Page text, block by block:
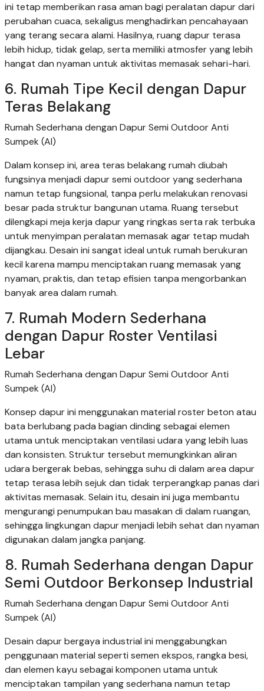
ini tetap memberikan rasa aman bagi peralatan dapur dari
perubahan cuaca, sekaligus menghadirkan pencahayaan
yang terang secara alami. Hasilnya, ruang dapur terasa
lebih hidup, tidak gelap, serta memiliki atmosfer yang lebih
hangat dan nyaman untuk aktivitas memasak sehari-hari.
6. Rumah Tipe Kecil dengan Dapur
Teras Belakang
Rumah Sederhana dengan Dapur Semi Outdoor Anti
Sumpek (AI)
Dalam konsep ini, area teras belakang rumah diubah
fungsinya menjadi dapur semi outdoor yang sederhana
namun tetap fungsional, tanpa perlu melakukan renovasi
besar pada struktur bangunan utama. Ruang tersebut
dilengkapi meja kerja dapur yang ringkas serta rak terbuka
untuk menyimpan peralatan memasak agar tetap mudah
dijangkau. Desain ini sangat ideal untuk rumah berukuran
kecil karena mampu menciptakan ruang memasak yang
nyaman, praktis, dan tetap efisien tanpa mengorbankan
banyak area dalam rumah.
7. Rumah Modern Sederhana
dengan Dapur Roster Ventilasi
Lebar
Rumah Sederhana dengan Dapur Semi Outdoor Anti
Sumpek (AI)
Konsep dapur ini menggunakan material roster beton atau
bata berlubang pada bagian dinding sebagai elemen
utama untuk menciptakan ventilasi udara yang lebih luas
dan konsisten. Struktur tersebut memungkinkan aliran
udara bergerak bebas, sehingga suhu di dalam area dapur
tetap terasa lebih sejuk dan tidak terperangkap panas dari
aktivitas memasak. Selain itu, desain ini juga membantu
mengurangi penumpukan bau masakan di dalam ruangan,
sehingga lingkungan dapur menjadi lebih sehat dan nyaman
digunakan dalam jangka panjang.
8. Rumah Sederhana dengan Dapur
Semi Outdoor Berkonsep Industrial
Rumah Sederhana dengan Dapur Semi Outdoor Anti
Sumpek (AI)
Desain dapur bergaya industrial ini menggabungkan
penggunaan material seperti semen ekspos, rangka besi,
dan elemen kayu sebagai komponen utama untuk
menciptakan tampilan yang sederhana namun tetap